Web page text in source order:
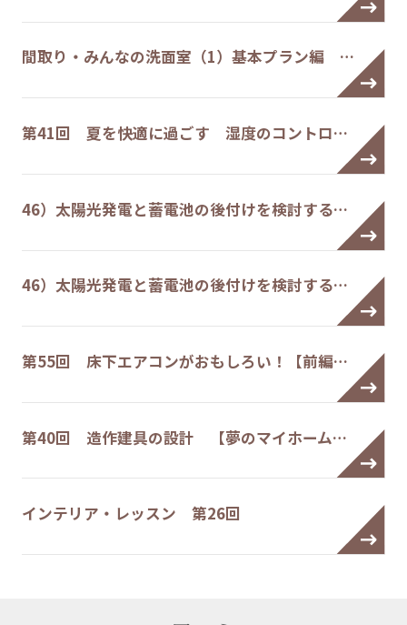
間取り・みんなの洗面室（1）基本プラン編 …
第41回 夏を快適に過ごす 湿度のコントロ…
46）太陽光発電と蓄電池の後付けを検討する…
46）太陽光発電と蓄電池の後付けを検討する…
第55回 床下エアコンがおもしろい！【前編…
第40回 造作建具の設計 【夢のマイホーム…
インテリア・レッスン 第26回